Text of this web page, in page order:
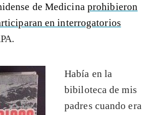
de Medicina prohibieron
en interrogatorios
Había en la
bibiloteca de mis
padres cuando era